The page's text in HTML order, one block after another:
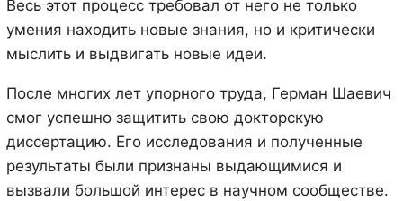
Весь этот процесс требовал от него не только
умения находить новые знания, но и критически
мыслить и выдвигать новые идеи.
После многих лет упорного труда, Герман Шаевич
смог успешно защитить свою докторскую
диссертацию. Его исследования и полученные
результаты были признаны выдающимися и
вызвали большой интерес в научном сообществе.